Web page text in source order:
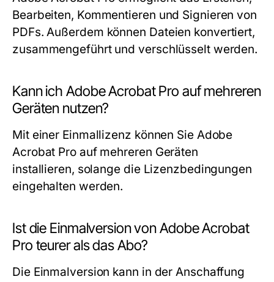
Bearbeiten, Kommentieren und Signieren von
PDFs. Außerdem können Dateien konvertiert,
zusammengeführt und verschlüsselt werden.
Kann ich Adobe Acrobat Pro auf mehreren
Geräten nutzen?
Mit einer Einmallizenz können Sie Adobe
Acrobat Pro auf mehreren Geräten
installieren, solange die Lizenzbedingungen
eingehalten werden.
Ist die Einmalversion von Adobe Acrobat
Pro teurer als das Abo?
Die Einmalversion kann in der Anschaffung